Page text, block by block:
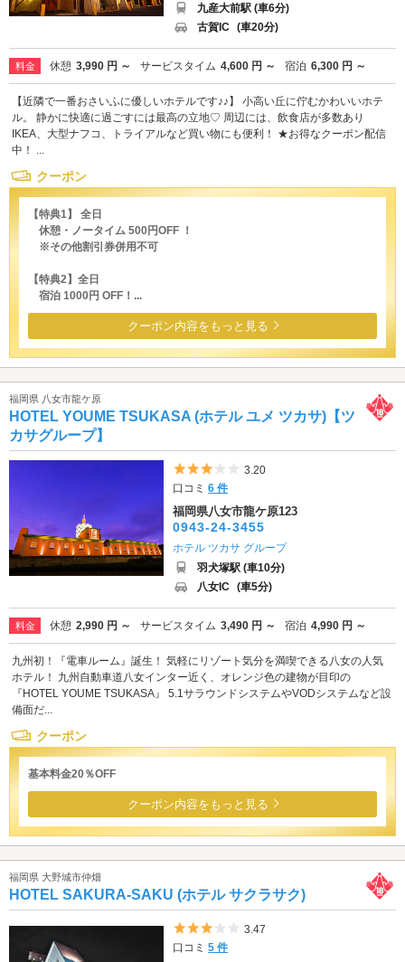
九産大前駅 (車6分)
古賀IC (車20分)
料金 休憩 3,990 円 ～ サービスタイム 4,600 円 ～ 宿泊 6,300 円 ～
【近隣で一番おさいふに優しいホテルです♪♪】 小高い丘に佇むかわいいホテ
ル。 静かに快適に過ごすには最高の立地♡ 周辺には、飲食店が多数あり
IKEA、大型ナフコ、トライアルなど買い物にも便利！ ★お得なクーポン配信
中！ ...
クーポン
【特典1】 全日
休憩・ノータイム 500円OFF ！
※その他割引券併用不可
【特典2】全日
宿泊 1000円 OFF！...
クーポン内容をもっと見る
福岡県 八女市龍ケ原
HOTEL YOUME TSUKASA (ホテル ユメ ツカサ)【ツ
カサグループ】
5つ星のうち3
3.20
口コミ6 件
福岡県八女市龍ケ原123
0943-24-3455
ホテル ツカサ グループ
羽犬塚駅 (車10分)
八女IC (車5分)
料金 休憩 2,990 円 ～ サービスタイム 3,490 円 ～ 宿泊 4,990 円 ～
九州初！『電車ルーム』誕生！ 気軽にリゾート気分を満喫できる八女の人気
ホテル！ 九州自動車道八女インター近く、オレンジ色の建物が目印の
『HOTEL YOUME TSUKASA』 5.1サラウンドシステムやVODシステムなど設
備面だ...
クーポン
基本料金20％OFF
クーポン内容をもっと見る
福岡県 大野城市仲畑
HOTEL SAKURA-SAKU (ホテル サクラサク)
5つ星のうち3
3.47
口コミ5 件